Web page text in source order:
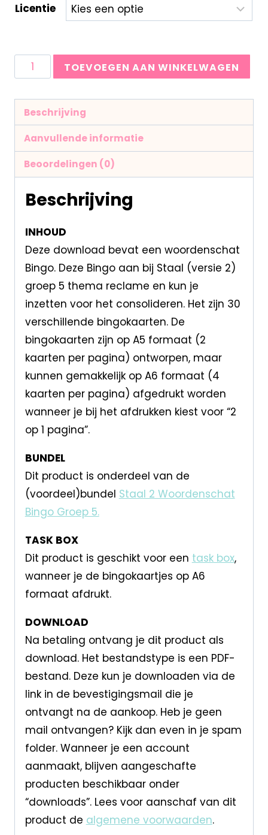
Licentie
TOEVOEGEN AAN WINKELWAGEN
Beschrijving
Aanvullende informatie
Beoordelingen (0)
Beschrijving
INHOUD
Deze download bevat een woordenschat
Bingo. Deze Bingo aan bij Staal (versie 2)
groep 5 thema reclame en kun je
inzetten voor het consolideren. Het zijn 30
verschillende bingokaarten. De
bingokaarten zijn op A5 formaat (2
kaarten per pagina) ontworpen, maar
kunnen gemakkelijk op A6 formaat (4
kaarten per pagina) afgedrukt worden
wanneer je bij het afdrukken kiest voor “2
op 1 pagina”.
BUNDEL
Dit product is onderdeel van de
(voordeel)bundel Staal 2 Woordenschat
Bingo Groep 5.
TASK BOX
Dit product is geschikt voor een task box,
wanneer je de bingokaartjes op A6
formaat afdrukt.
DOWNLOAD
Na betaling ontvang je dit product als
download. Het bestandstype is een PDF-
bestand. Deze kun je downloaden via de
link in de bevestigingsmail die je
ontvangt na de aankoop. Heb je geen
mail ontvangen? Kijk dan even in je spam
folder. Wanneer je een account
aanmaakt, blijven aangeschafte
producten beschikbaar onder
“downloads”. Lees voor aanschaf van dit
product de algemene voorwaarden.